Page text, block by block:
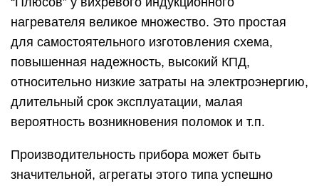
нагревателя великое множество. Это простая
для самостоятельного изготовления схема,
повышенная надежность, высокий КПД,
относительно низкие затраты на электроэнергию,
длительный срок эксплуатации, малая
вероятность возникновения поломок и т.п.
Производительность прибора может быть
значительной, агрегаты этого типа успешно